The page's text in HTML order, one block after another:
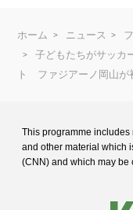
ホーム ニュース
子どもたちがサッカ
ト ファジアーノ岡山が
This programme includes
and other material which
(CNN) and which may be